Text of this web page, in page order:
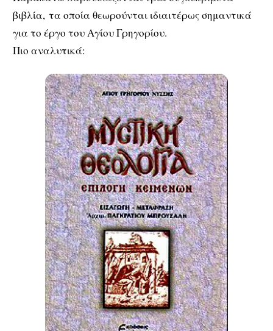
βιβλία, τα οποία θεωρούνται ιδιαιτέρως σημαντικά
για το έργο του Αγίου Γρηγορίου.
Πιο αναλυτικά: